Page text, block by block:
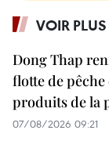
VOIR PLUS
Dong Thap
flotte de
produits de la
07/08/2026 09:21